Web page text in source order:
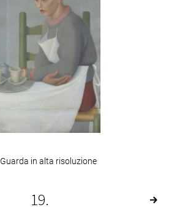
Guarda in alta risoluzione
19